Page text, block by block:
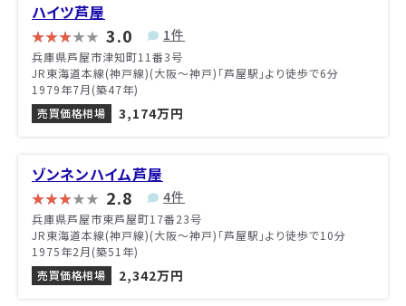
ハイツ芦屋
3.0 1件
兵庫県芦屋市津知町11番3号
JR東海道本線(神戸線)(大阪～神戸)「芦屋駅」より徒歩で6分
1979年7月(築47年)
売買価格相場
3,174万円
ゾンネンハイム芦屋
2.8 4件
兵庫県芦屋市東芦屋町17番23号
JR東海道本線(神戸線)(大阪～神戸)「芦屋駅」より徒歩で10分
1975年2月(築51年)
売買価格相場
2,342万円